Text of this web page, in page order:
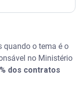
quando o tema é o
no Ministério
dos contratos